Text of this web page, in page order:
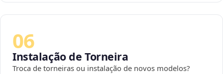
06
Instalação de Torneira
Troca de torneiras ou instalação de novos modelos?